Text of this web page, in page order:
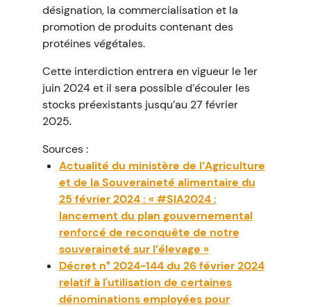
désignation, la commercialisation et la
promotion de produits contenant des
protéines végétales.
Cette interdiction entrera en vigueur le 1er
juin 2024 et il sera possible d’écouler les
stocks préexistants jusqu’au 27 février
2025.
Sources :
Actualité du ministère de l’Agriculture
et de la Souveraineté alimentaire du
25 février 2024 : « #SIA2024 :
lancement du plan gouvernemental
renforcé de reconquête de notre
souveraineté sur l’élevage »
Décret n° 2024-144 du 26 février 2024
relatif à l'utilisation de certaines
dénominations employées pour